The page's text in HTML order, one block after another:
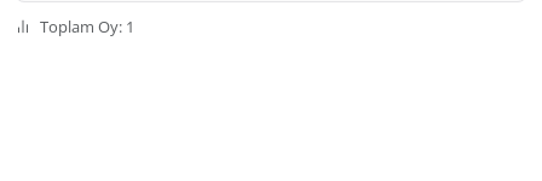
Toplam Oy: 1